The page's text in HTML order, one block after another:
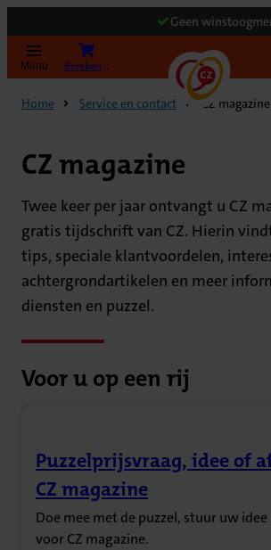
Geen
Menu Bereken uw premie
Home Service en contact CZ magazine
CZ magazine
Twee keer per jaar ontvangt u CZ
gratis tijdschrift van CZ. Hierin
tips, speciale klantvoordelen,
achtergrondartikelen en meer
diensten en puzzel.
Voor u op een rij
Puzzelprijsvraag, idee of
CZ magazine
(Opent in nieuw tabblad)
Doe mee met de puzzel, stuur uw
voor CZ magazine.